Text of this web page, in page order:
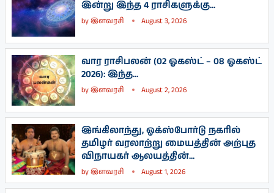
இன்று இந்த 4 ராசிகளுக்கு...
byஇளவரசி August 3, 2026
வார ராசிபலன் (02 ஓகஸ்ட் – 08 ஓகஸ்ட்
2026): இந்த...
byஇளவரசி August 2, 2026
இங்கிலாந்து, ஓக்ஸ்போர்டு நகரில்
தமிழர் வரலாற்று மையத்தின் அற்புத
விநாயகர் ஆலயத்தின்...
byஇளவரசி August 1, 2026